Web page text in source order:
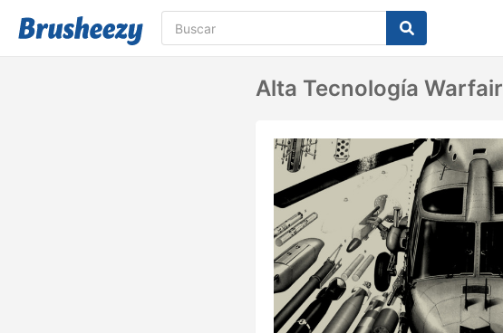
Alta Tecnología Warfair